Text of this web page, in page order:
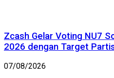
Zcash Gelar Voting NU7
2026 dengan Target
07/08/2026